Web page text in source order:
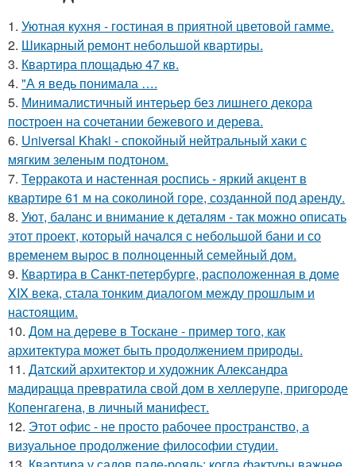
1. Уютная кухня - гостиная в приятной цветовой гамме.
2. Шикарный ремонт небольшой квартиры.
3. Квартира площадью 47 кв.
4. "А я ведь понимала ….
5. Минималистичный интерьер без лишнего декора
построен на сочетании бежевого и дерева.
6. Universal Khaki - спокойный нейтральный хаки с
мягким зеленым подтоном.
7. Терракота и настенная роспись - яркий акцент в
квартире 61 м на соколиной горе, созданной под аренду.
8. Уют, баланс и внимание к деталям - так можно описать
этот проект, который начался с небольшой бани и со
временем вырос в полноценный семейный дом.
9. Квартира в Санкт-петербурге, расположенная в доме
XIX века, стала тонким диалогом между прошлым и
настоящим.
10. Дом на дереве в Тоскане - пример того, как
архитектура может быть продолжением природы.
11. Датский архитектор и художник Александра
мадирацца превратила свой дом в хеллерупе, пригороде
Копенгагена, в личный манифест.
12. Этот офис - не просто рабочее пространство, а
визуальное продолжение философии студии.